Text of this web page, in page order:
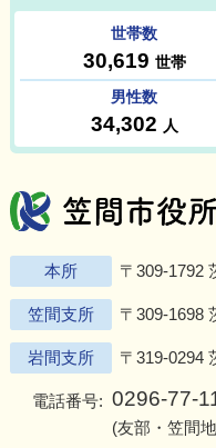
本所 〒309-1792
笠間支所 〒309-1698
岩間支所 〒319-0294
電話番号: 0296-77-
(友部・笠間